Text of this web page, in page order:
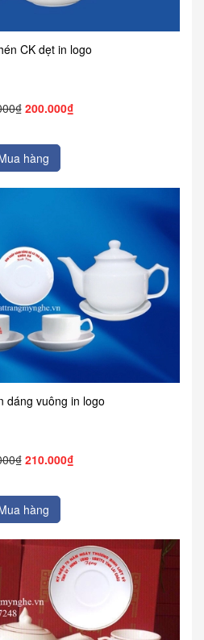
CK dẹt in logo
200.000₫
hàng
dáng vuông in logo
210.000₫
hàng